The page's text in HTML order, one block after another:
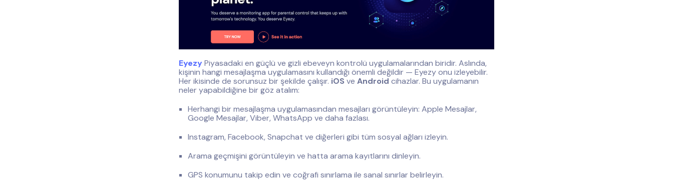
Eyezy Piyasadaki en güçlü ve gizli ebeveyn kontrolü uygulamalarından biridir. Aslında,
kişinin hangi mesajlaşma uygulamasını kullandığı önemli değildir — Eyezy onu izleyebilir.
Her ikisinde de sorunsuz bir şekilde çalışır. iOS ve Android cihazlar. Bu uygulamanın
neler yapabildiğine bir göz atalım:
Herhangi bir mesajlaşma uygulamasından mesajları görüntüleyin: Apple Mesajlar,
Google Mesajlar, Viber, WhatsApp ve daha fazlası.
Instagram, Facebook, Snapchat ve diğerleri gibi tüm sosyal ağları izleyin.
Arama geçmişini görüntüleyin ve hatta arama kayıtlarını dinleyin.
GPS konumunu takip edin ve coğrafi sınırlama ile sanal sınırlar belirleyin.